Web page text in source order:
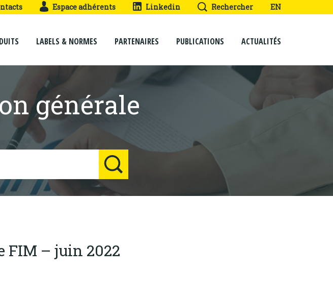
Espace adhérents Linkedin Rechercher EN
LABELS & NORMES PARTENAIRES PUBLICATIONS ACTUALITÉS
générale
FIM – juin 2022